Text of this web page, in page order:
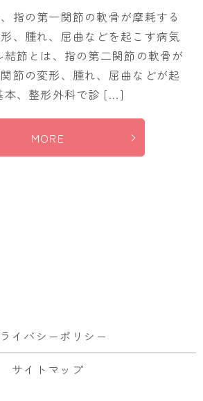
指の第一関節の軟骨が摩耗する
、腫れ、屈曲などを起こす病気
節とは、指の第二関節の軟骨が
節の変形、腫れ、屈曲などが起
本、整形外科で診 […]
MORE
イバシーポリシー
サイトマップ